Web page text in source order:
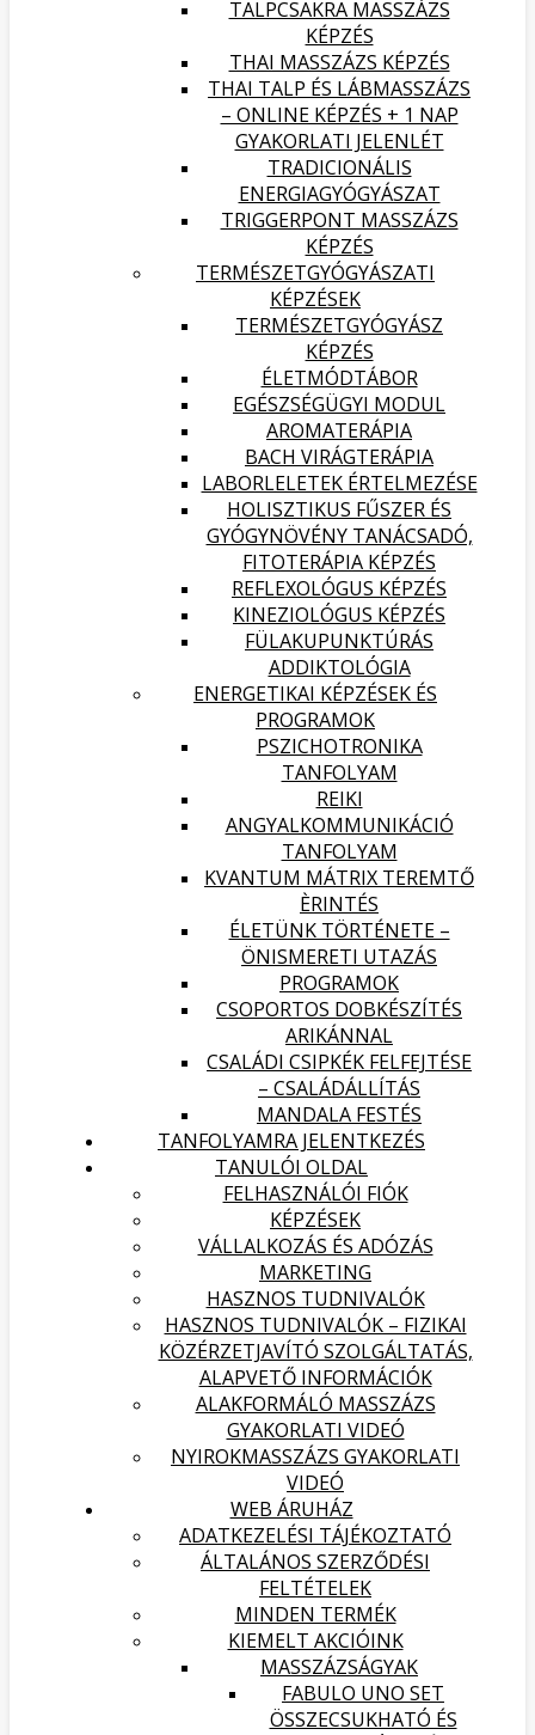
TALPCSAKRA MASSZÁZS
KÉPZÉS
THAI MASSZÁZS KÉPZÉS
THAI TALP ÉS LÁBMASSZÁZS
– ONLINE KÉPZÉS + 1 NAP
GYAKORLATI JELENLÉT
TRADICIONÁLIS
ENERGIAGYÓGYÁSZAT
TRIGGERPONT MASSZÁZS
KÉPZÉS
TERMÉSZETGYÓGYÁSZATI
KÉPZÉSEK
TERMÉSZETGYÓGYÁSZ
KÉPZÉS
ÉLETMÓDTÁBOR
EGÉSZSÉGÜGYI MODUL
AROMATERÁPIA
BACH VIRÁGTERÁPIA
LABORLELETEK ÉRTELMEZÉSE
HOLISZTIKUS FŰSZER ÉS
GYÓGYNÖVÉNY TANÁCSADÓ,
FITOTERÁPIA KÉPZÉS
REFLEXOLÓGUS KÉPZÉS
KINEZIOLÓGUS KÉPZÉS
FÜLAKUPUNKTÚRÁS
ADDIKTOLÓGIA
ENERGETIKAI KÉPZÉSEK ÉS
PROGRAMOK
PSZICHOTRONIKA
TANFOLYAM
REIKI
ANGYALKOMMUNIKÁCIÓ
TANFOLYAM
KVANTUM MÁTRIX TEREMTŐ
ÈRINTÉS
ÉLETÜNK TÖRTÉNETE –
ÖNISMERETI UTAZÁS
PROGRAMOK
CSOPORTOS DOBKÉSZÍTÉS
ARIKÁNNAL
CSALÁDI CSIPKÉK FELFEJTÉSE
– CSALÁDÁLLÍTÁS
MANDALA FESTÉS
TANFOLYAMRA JELENTKEZÉS
TANULÓI OLDAL
FELHASZNÁLÓI FIÓK
KÉPZÉSEK
VÁLLALKOZÁS ÉS ADÓZÁS
MARKETING
HASZNOS TUDNIVALÓK
HASZNOS TUDNIVALÓK – FIZIKAI
KÖZÉRZETJAVÍTÓ SZOLGÁLTATÁS,
ALAPVETŐ INFORMÁCIÓK
ALAKFORMÁLÓ MASSZÁZS
GYAKORLATI VIDEÓ
NYIROKMASSZÁZS GYAKORLATI
VIDEÓ
WEB ÁRUHÁZ
ADATKEZELÉSI TÁJÉKOZTATÓ
ÁLTALÁNOS SZERZŐDÉSI
FELTÉTELEK
MINDEN TERMÉK
KIEMELT AKCIÓINK
MASSZÁZSÁGYAK
FABULO UNO SET
ÖSSZECSUKHATÓ ÉS